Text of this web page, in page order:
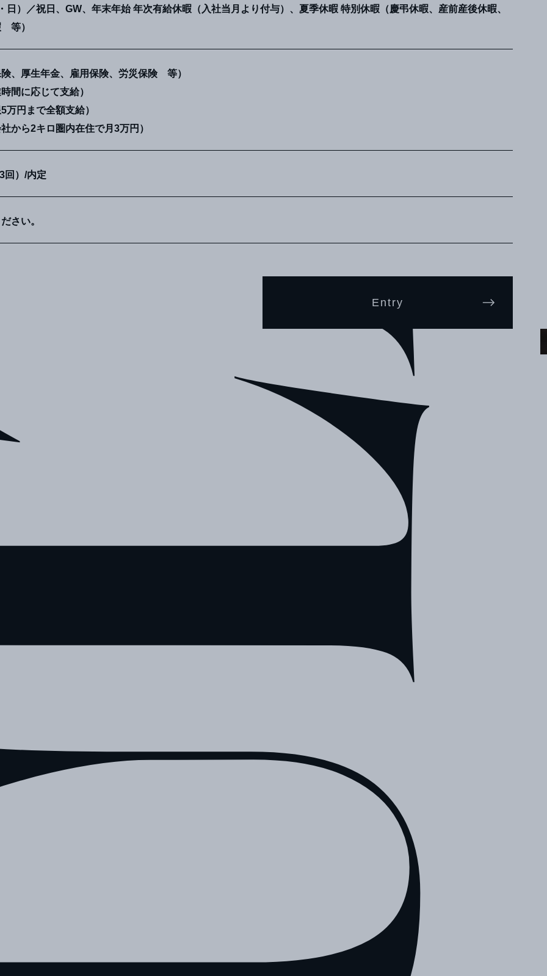
日）／祝日、GW、年末年始 年次有給休暇（入社当月より付与）、夏季休暇 特別休暇（慶弔休暇、産前産後休暇、
等）
、厚生年金、雇用保険、労災保険 等）
間に応じて支給）
万円まで全額支給）
から2キロ圏内在住で月3万円）
回）/内定
さい。
Entry
Career Career